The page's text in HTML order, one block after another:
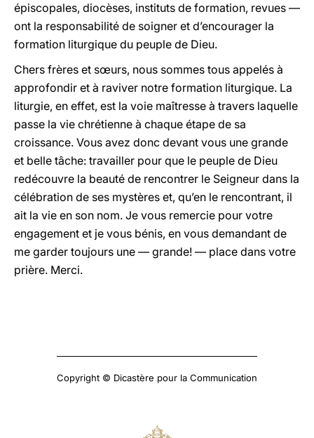
épiscopales, diocèses, instituts de formation, revues —
ont la responsabilité de soigner et d’encourager la
formation liturgique du peuple de Dieu.
Chers frères et sœurs, nous sommes tous appelés à
approfondir et à raviver notre formation liturgique. La
liturgie, en effet, est la voie maîtresse à travers laquelle
passe la vie chrétienne à chaque étape de sa
croissance. Vous avez donc devant vous une grande
et belle tâche: travailler pour que le peuple de Dieu
redécouvre la beauté de rencontrer le Seigneur dans la
célébration de ses mystères et, qu’en le rencontrant, il
ait la vie en son nom. Je vous remercie pour votre
engagement et je vous bénis, en vous demandant de
me garder toujours une — grande! — place dans votre
prière. Merci.
Copyright © Dicastère pour la Communication